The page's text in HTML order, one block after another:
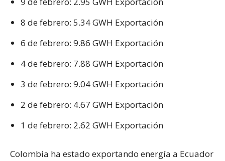
8 de febrero: 5.34 GWH Exportación
6 de febrero: 9.86 GWH Exportación
4 de febrero: 7.88 GWH Exportación
3 de febrero: 9.04 GWH Exportación
2 de febrero: 4.67 GWH Exportación
1 de febrero: 2.62 GWH Exportación
Colombia ha estado exportando energía a Ecuador